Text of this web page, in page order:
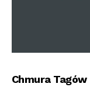
Chmura Tagów